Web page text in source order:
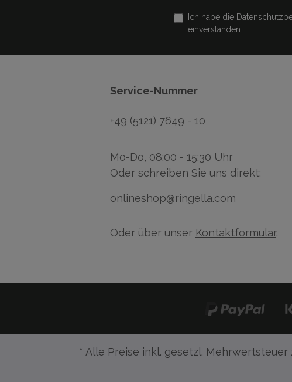
Ich habe die
einverstanden.
Service-Nummer
+49 (5121) 7649 - 10
Mo-Do, 08:00 - 15:30 Uhr
Oder schreiben Sie uns direkt:
onlineshop@ringella.com
Oder über unser Kontaktformular.
* Alle Preise inkl. gesetzl. Mehrwertsteuer